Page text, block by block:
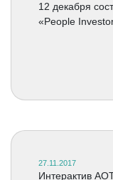
12 декабря
«People
27.11.2017
Интерактив